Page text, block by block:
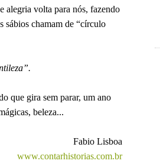
alegria volta para nós, fazendo
sábios chamam de “círculo
que gira sem parar, um ano
beleza...
Fabio Lisboa
www.contarhistorias.com.br